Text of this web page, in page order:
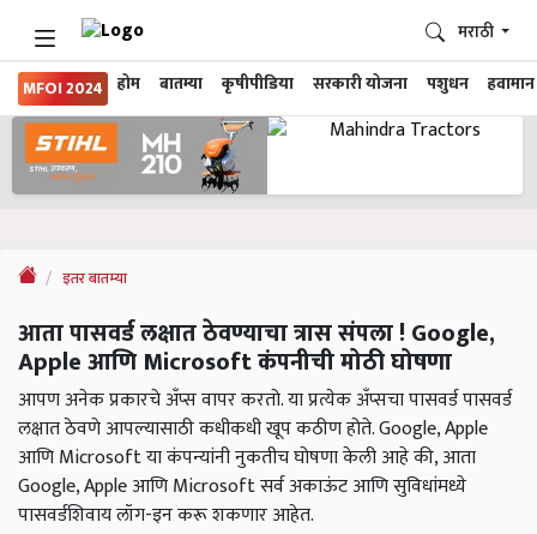
MFOI 2024 होम बातम्या कृषीपीडिया सरकारी योजना पशुधन हवामान
मराठी
इतर बातम्या
आता पासवर्ड लक्षात ठेवण्याचा त्रास संपला ! Google,
Apple आणि Microsoft कंपनीची मोठी घोषणा
आपण अनेक प्रकारचे अँप्स वापर करतो. या प्रत्येक अँप्सचा पासवर्ड पासवर्ड
लक्षात ठेवणे आपल्यासाठी कधीकधी खूप कठीण होते. Google, Apple
आणि Microsoft या कंपन्यांनी नुकतीच घोषणा केली आहे की, आता
Google, Apple आणि Microsoft सर्व अकाऊंट आणि सुविधांमध्ये
पासवर्डशिवाय लॉग-इन करू शकणार आहेत.